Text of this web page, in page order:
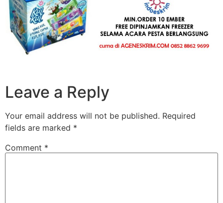
Leave a Reply
Your email address will not be published. Required
fields are marked *
Comment *